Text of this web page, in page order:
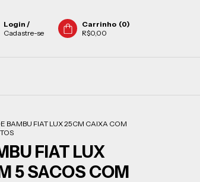
Login /
Cadastre-se
Carrinho (0)
R$0,00
BAMBU FIAT LUX 25CM CAIXA COM
FIAT LUX
5 SACOS COM